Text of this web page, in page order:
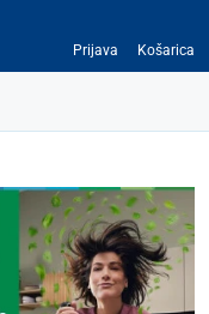
Prijava Košarica